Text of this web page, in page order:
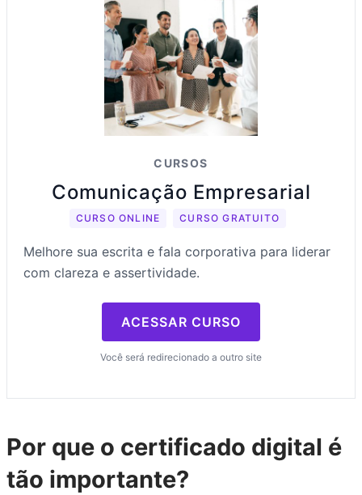
CURSOS
Comunicação Empresarial
CURSO ONLINE CURSO GRATUITO
Melhore sua escrita e fala corporativa para liderar
com clareza e assertividade.
ACESSAR CURSO
Você será redirecionado a outro site
Por que o certificado digital é
tão importante?